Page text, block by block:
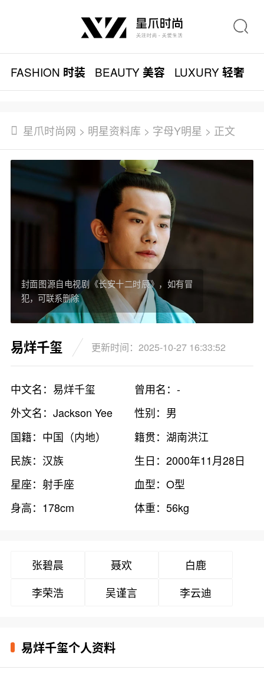
FASHION 时装 BEAUTY美容 LUXURY轻奢
星爪时尚网 > 明星资料库 > 字母Y明星 > 正文
封面图源自电视剧《长安十二时辰》，如有冒
犯，可联系删除
易烊千玺 更新时间：2025-10-27 16:33:52
中文名：易烊千玺
曾用名：-
外文名：Jackson Yee
性别：男
国籍：中国（内地）
籍贯：湖南洪江
民族：汉族
生日：2000年11月28日
星座：射手座
血型：O型
身高：178cm
体重：56kg
张碧晨 聂欢
白鹿
李荣浩
吴谨言 李云迪
易烊千玺个人资料